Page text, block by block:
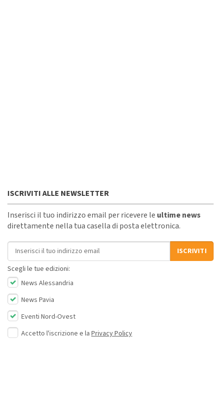
ISCRIVITI ALLE NEWSLETTER
Inserisci il tuo indirizzo email per ricevere le ultime news
direttamente nella tua casella di posta elettronica.
Indirizzo email
ISCRIVITI
Scegli le tue edizioni:
News Alessandria
News Pavia
Eventi Nord-Ovest
Accetto l'iscrizione e la Privacy Policy